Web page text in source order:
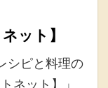
ット】
シピと料理の
ネット】」